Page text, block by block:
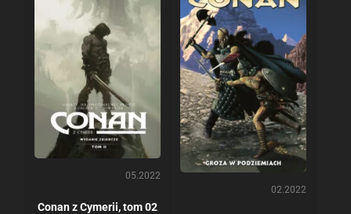
05.2022
Conan z Cymerii, tom 02
02.2022